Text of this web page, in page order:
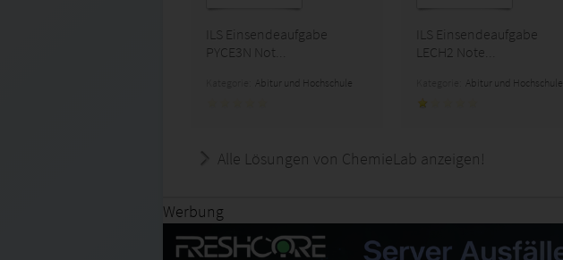
ILS Einsendeaufgabe
PYCE3N Not...
Abitur und Hochschule
ILS Einsendeaufgabe
LECH2 Note...
Abitur und Hochschule
Alle Lösungen von ChemieLab anzeigen!
Werbung